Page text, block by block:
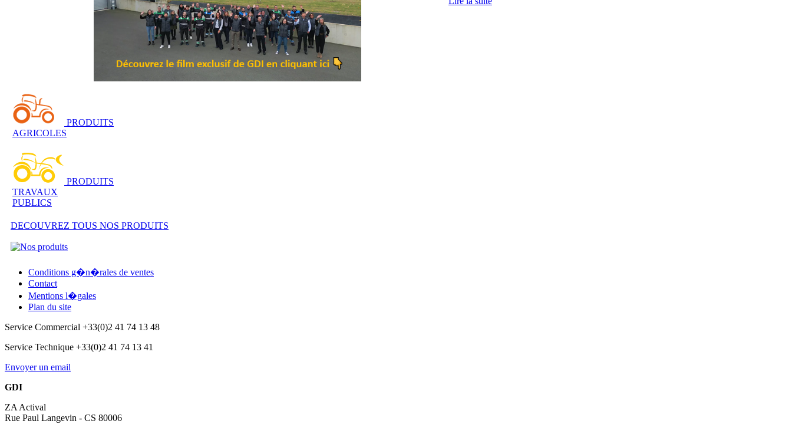
PRODUITS
AGRICOLES
PRODUITS
TRAVAUX
PUBLICS
DECOUVREZ TOUS NOS PRODUITS
Conditions g�n�rales de ventes
Contact
Mentions l�gales
Plan du site
Service Commercial +33(0)2 41 74 13 48
Service Technique +33(0)2 41 74 13 41
Envoyer un email
GDI
ZA Actival
Rue Paul Langevin - CS 80006